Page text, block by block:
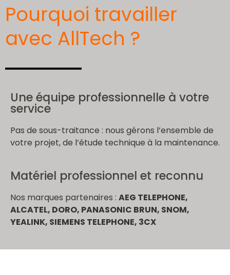
Pourquoi travailler
avec AllTech ?
Une équipe professionnelle à votre
service
Pas de sous-traitance : nous gérons l’ensemble de
votre projet, de l’étude technique à la maintenance.
Matériel professionnel et reconnu
Nos marques partenaires : AEG TELEPHONE,
ALCATEL, DORO, PANASONIC BRUN, SNOM,
YEALINK, SIEMENS TELEPHONE, 3CX